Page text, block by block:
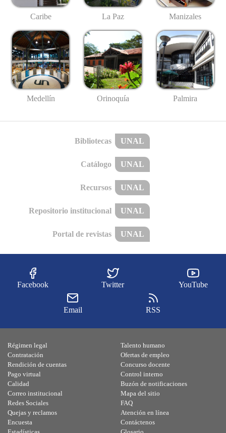
Caribe La Paz Manizales
Medellín Orinoquía Palmira
Bibliotecas UNAL
Catálogo UNAL
Recursos UNAL
Repositorio institucional UNAL
Portal de revistas UNAL
Facebook Twitter YouTube
Email RSS
Régimen legal
Contratación
Rendición de cuentas
Pago virtual
Calidad
Talento humano
Ofertas de empleo
Concurso docente
Control interno
Buzón de notificaciones
Correo institucional
Redes Sociales
Quejas y reclamos
Encuesta
Mapa del sitio
FAQ
Atención en línea
Contáctenos